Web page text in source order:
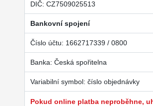
DIČ: CZ7509025513
Bankovní spojení
Číslo účtu: 1662717339 / 0800
Banka: Česká spořitelna
Variabilní symbol: číslo objednávky
Pokud online platba neproběhne,